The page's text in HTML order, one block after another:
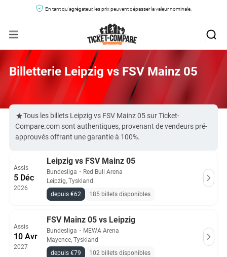
En tant qu'agrégateur, les prix peuvent dépasser la valeur nominale.
Billetterie Leipzig vs FSV Mainz 05
Tous les billets Leipzig vs FSV Mainz 05 sur Ticket-
Compare.com sont authentiques, provenant de vendeurs pré-
approuvés offrant une garantie à 100%.
Assis
5 Déc
2026
Leipzig vs FSV Mainz 05
Bundesliga ・ Red Bull Arena
Leipzig, Tyskland
depuis €62
185 billets disponibles
Assis
10 Avr
2027
FSV Mainz 05 vs Leipzig
Bundesliga ・ MEWA Arena
Mayence, Tyskland
depuis €79
102 billets disponibles